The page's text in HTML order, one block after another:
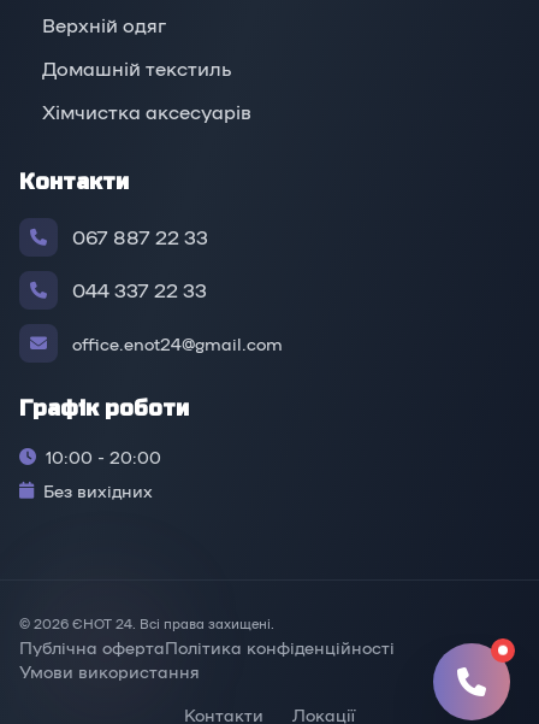
Верхній oдяг
Домашній текстиль
Хімчистка аксесуарів
Контакти
067 887 22 33
044 337 22 33
office.enot24@gmail.com
Графік роботи
10:00 - 20:00
Без вихідних
© 2026 ЄНОТ 24. Всі права захищені.
Публічна офертаПолітика конфіденційності
Умови використання
Контакти Локації